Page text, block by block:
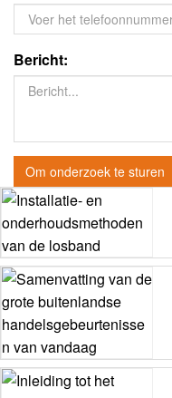
Bericht:
Om onderzoek te sturen